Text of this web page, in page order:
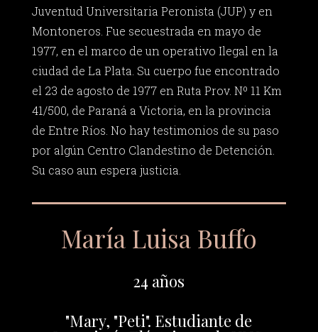
Juventud Universitaria Peronista (JUP) y en
Montoneros. Fue secuestrada en mayo de
1977, en el marco de un operativo Ilegal en la
ciudad de La Plata. Su cuerpo fue encontrado
el 23 de agosto de 1977 en Ruta Prov. Nº 11 Km
41/500, de Paraná a Victoria, en la provincia
de Entre Ríos. No hay testimonios de su paso
por algún Centro Clandestino de Detención.
Su caso aun espera justicia.
María Luisa Buffo
24 años
"Mary, "Peti". Estudiante de